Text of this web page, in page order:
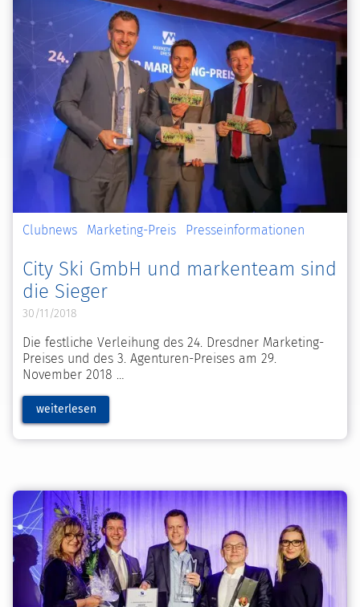
Clubnews Marketing-Preis Presseinformationen
City Ski GmbH und markenteam sind
die Sieger
30/11/2018
Die festliche Verleihung des 24. Dresdner Marketing-
Preises und des 3. Agenturen-Preises am 29.
November 2018
weiterlesen